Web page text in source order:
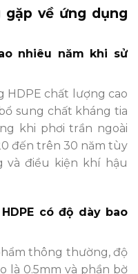
về ứng dụng
nhiêu năm khi sử
HDPE chất lượng cao
sung chất kháng tia
khi phơi trần ngoài
đến trên 30 năm tùy
và điều kiện khí hậu
có độ dày bao
thông thường, độ
là 0.5mm và phần bờ